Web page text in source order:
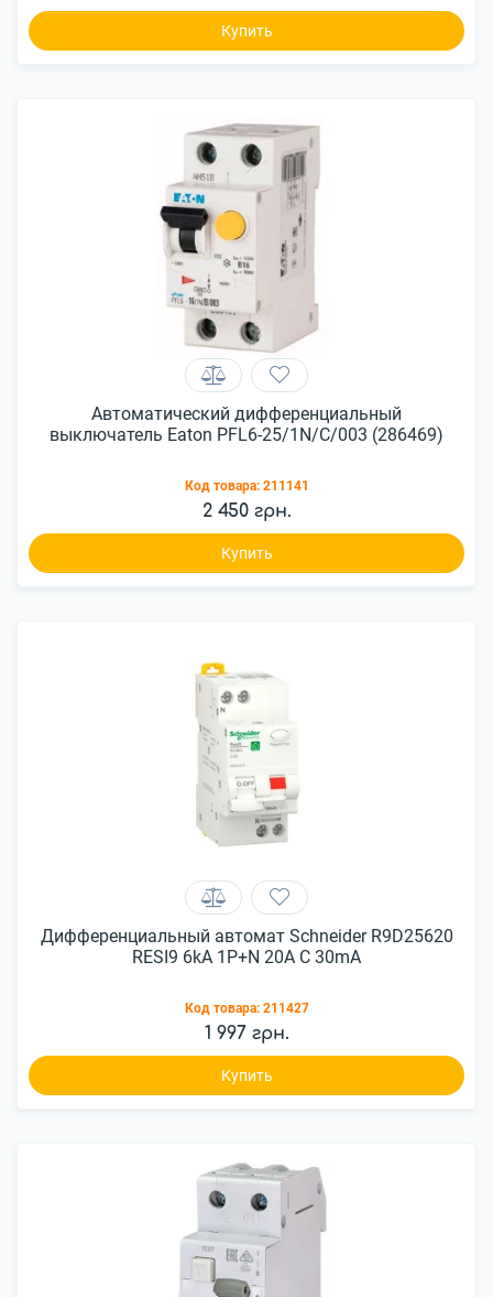
Купить
Автоматический дифференциальный
выключатель Eaton PFL6-25/1N/C/003 (286469)
Код товара: 211141
2 450 грн.
Купить
Дифференциальный автомат Schneider R9D25620
RESI9 6kA 1P+N 20A C 30mA
Код товара: 211427
1 997 грн.
Купить